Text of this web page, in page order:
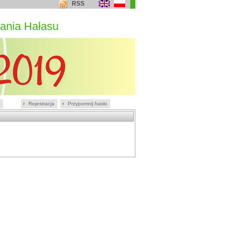
Rejestracja Przypomnij hasło
RSS
Hałasu